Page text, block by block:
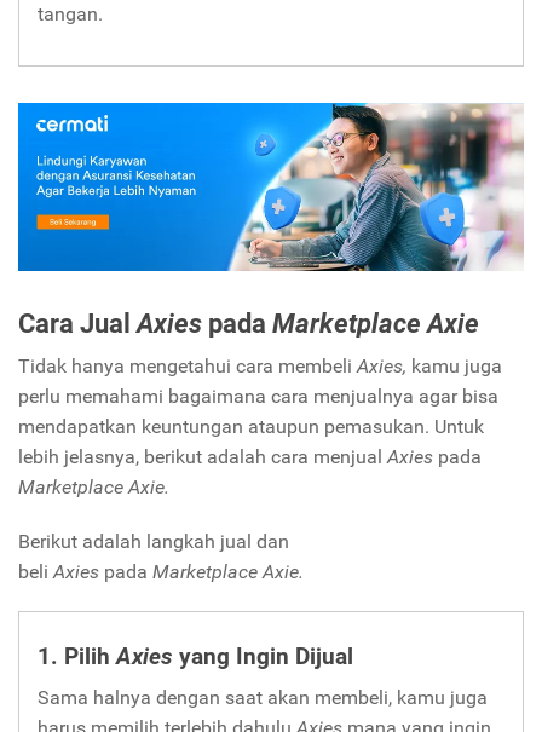
tangan.
Cara JualAxies pada Marketplace Axie
Tidak hanya mengetahui cara membeli Axies, kamu juga
perlu memahami bagaimana cara menjualnya agar bisa
mendapatkan keuntungan ataupun pemasukan. Untuk
lebih jelasnya, berikut adalah cara menjual Axies pada
Marketplace Axie.
Berikut adalah langkah jual dan
beli Axies pada Marketplace Axie.
1. PilihAxies yang Ingin Dijual
Sama halnya dengan saat akan membeli, kamu juga